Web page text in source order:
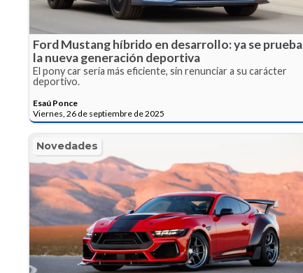
Ford Mustang híbrido en desarrollo: ya se prueba
la nueva generación deportiva
El pony car sería más eficiente, sin renunciar a su carácter
deportivo.
Esaú Ponce
Viernes, 26 de septiembre de 2025
Novedades